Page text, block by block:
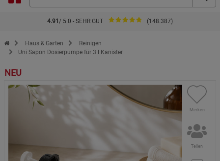
4.91 / 5.0 - SEHR GUT (148.387)
Zur Startseite des Kopp Verlag Online-Shop
Haus & Garten
Reinigen
Uni Sapon Dosierpumpe für 3 l Kanister
NEU
Merken
Teilen